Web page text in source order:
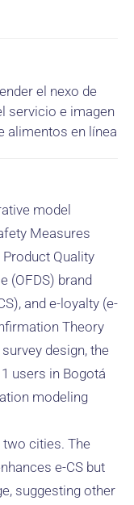
el nexo de
servicio e imagen
alimentos en línea
model
Measures
Product Quality
(OFDS) brand
and e-loyalty (e-
Theory
design, the
users in Bogotá
modeling
cities. The
e-CS but
suggesting other